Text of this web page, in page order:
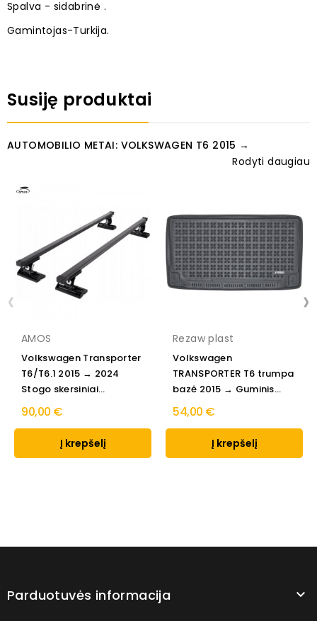
Spalva - sidabrinė .
Gamintojas-Turkija.
Susiję produktai
AUTOMOBILIO METAI: VOLKSWAGEN T6 2015 →
Rodyti daugiau
AMOS
Volkswagen Transporter
T6/T6.1 2015 → 2024
Stogo skersiniai...
90,00 €
Į krepšelį
Rezaw plast
Volkswagen
TRANSPORTER T6 trumpa
bazė 2015 → Guminis
bagažinės...
54,00 €
Į krepšelį
‹ ›
Parduotuvės informacija 